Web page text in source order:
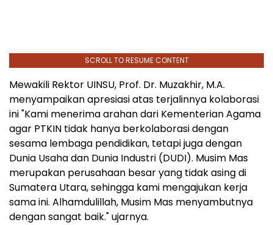
SCROLL TO RESUME CONTENT
Mewakili Rektor UINSU, Prof. Dr. Muzakhir, M.A.
menyampaikan apresiasi atas terjalinnya kolaborasi
ini "Kami menerima arahan dari Kementerian Agama
agar PTKIN tidak hanya berkolaborasi dengan
sesama lembaga pendidikan, tetapi juga dengan
Dunia Usahadan Dunia Industri (DUDI). Musim Mas
merupakan perusahaan besar yang tidak asing di
Sumatera Utara, sehingga kami mengajukan kerja
sama ini. Alhamdulillah, Musim Mas menyambutnya
dengan sangat baik." ujarnya.